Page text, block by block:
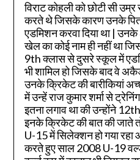
विराट कोहली को छोटी सी
करते थे जिसके कारण उनके
एडमिशन करवा दिया था |
खेल का कोई नाम ही नहीं था
9th क्लास से दुसरे स्कूल में
भी शामिल हो जिसके बाद वे
उनके क्रिकेट की बारीकियां
में उन्हें राज कुमार शर्मा से
इतना लगाव था की उन्होंने
इनके क्रिकेट की बात की जाते
U-15 में सिलेक्शन हो गया
करते हुए साल 2008 U-19